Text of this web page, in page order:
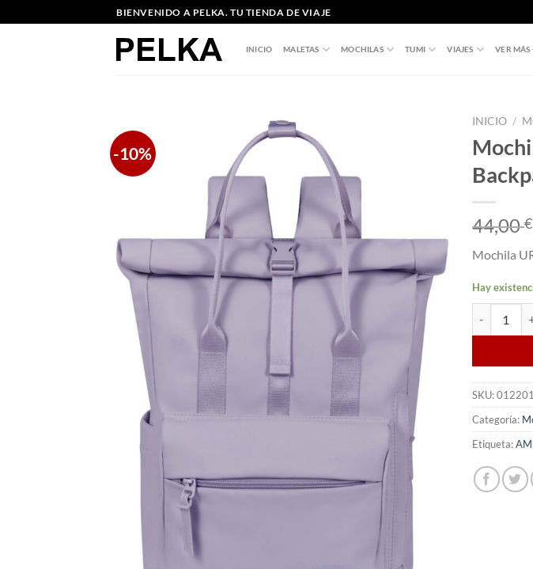
al
BIENVENIDO A PELKA. TU TIENDA DE VIAJE
INICIO MALETAS MOCHILAS TUMI VIAJES VER MÁS
-10%
INICIO /
44,00€
Mochila
Hay
SKU:
Categoría:
Etiqueta: